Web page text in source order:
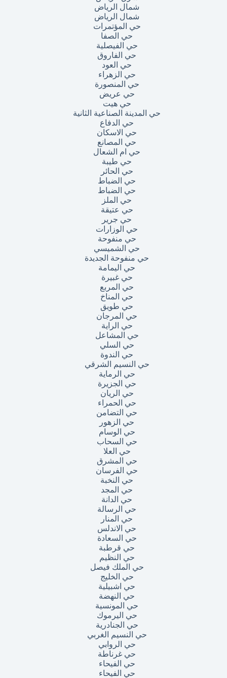
شمال الرياض
شمال الرياض
حي المؤتمرات
حي الصفا
حي الفيصلية
حي الفاروق
حي العود
حي الزهراء
حي المنصورة
حي عريض
حي هيت
حي المدينة الصناعية الثانية
حي الدفاع
حي الاسكان
حي المصانع
حي ام الشعال
حي طيبة
حي الحائر
حي الضباط
حي الضباط
حي الملز
حي عتيقة
حي جرير
حي الوزارات
حي منفوحة
حي الشميسي
حي منفوحة الجديدة
حي اليمامة
حي غبيرة
حي المربع
حي المناخ
حي طويق
حي المرجان
حي الراية
حي المشاعل
حي السلي
حي الندوة
حي النسيم الشرقي
حي الرماية
حي الجزيرة
حي الريان
حي الحمراء
حي التضامن
حي الزهور
حي الوسام
حي السحاب
حي العلا
حي المشرق
حي الفرسان
حي النخبة
حي المجد
حي الدانة
حي الرسالة
حي المنار
حي الاندلس
حي السعادة
حي قرطبة
حي النظيم
حي الملك فيصل
حي الخليج
حي اشبيلية
حي النهضة
حي المونسية
حي اليرموك
حي الجنادرية
حي النسيم الغربي
حي الروابي
حي غرناطة
حي الفيحاء
حي الفيحاء